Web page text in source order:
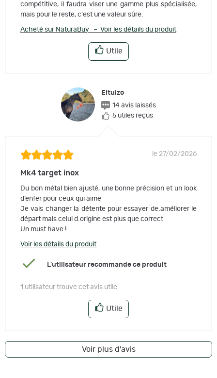
compétitive, il faudra viser une gamme plus spécialisée,
mais pour le reste, c'est une valeur sûre.
Acheté sur NaturaBuy – Voir les détails du produit
Utile
Eltuizo
14 avis laissés
5 utiles reçus
le 27/02/2026
Mk4 target inox
Du bon métal bien ajusté, une bonne précision et un look
d’enfer pour ceux qui aime
Je vais changer la détente pour essayer de.améliorer le
départ mais celui d.origine est plus que correct
Un must have !
Voir les détails du produit
L'utilisateur recommande ce produit
1 utilisateur trouve cet avis utile
Utile
Voir plus d'avis